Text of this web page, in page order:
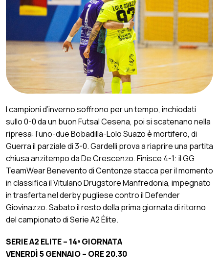
I campioni d’inverno soffrono per un tempo, inchiodati
sullo 0-0 da un buon Futsal Cesena, poi si scatenano nella
ripresa: l’uno-due Bobadilla-Lolo Suazo è mortifero, di
Guerra il parziale di 3-0. Gardelli prova a riaprire una partita
chiusa anzitempo da De Crescenzo. Finisce 4-1: il GG
TeamWear Benevento di Centonze stacca per il momento
in classifica il Vitulano Drugstore Manfredonia, impegnato
in trasferta nel derby pugliese contro il Defender
Giovinazzo. Sabato il resto della prima giornata di ritorno
del campionato di Serie A2 Élite.
SERIE A2 ELITE – 14ª GIORNATA
VENERDÌ 5 GENNAIO – ORE 20.30